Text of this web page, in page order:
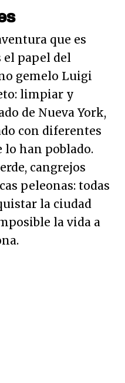
que es
el papel del
gemelo Luigi
limpiar y
de Nueva York,
con diferentes
lo han poblado.
cangrejos
peleonas: todas
la ciudad
la vida a